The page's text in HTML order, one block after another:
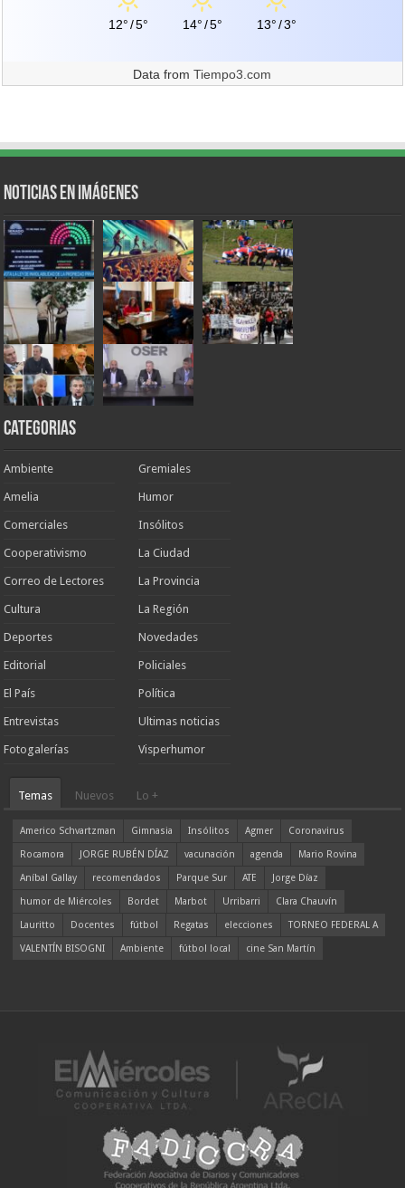
12°/5° 14°/5° 13°/3°
Data fromTiempo3.com
Noticias en Imágenes
Categorias
Ambiente
Amelia
Comerciales
Cooperativismo
Correo de Lectores
Cultura
Deportes
Editorial
El País
Entrevistas
Fotogalerías
Gremiales
Humor
Insólitos
La Ciudad
La Provincia
La Región
Novedades
Policiales
Política
Ultimas noticias
Visperhumor
Temas Nuevos Lo +
Americo Schvartzman Gimnasia Insólitos Agmer
Coronavirus
Rocamora
JORGE RUBÉN DÍAZ vacunación agenda
Mario Rovina
Aníbal Gallay
recomendados Parque Sur ATE
Jorge Díaz
humor de Miércoles
Bordet Marbot Urribarri
Clara Chauvín
Lauritto
Docentes fútbol Regatas elecciones
TORNEO FEDERAL A
VALENTÍN BISOGNI
Ambiente fútbol local cine San Martín